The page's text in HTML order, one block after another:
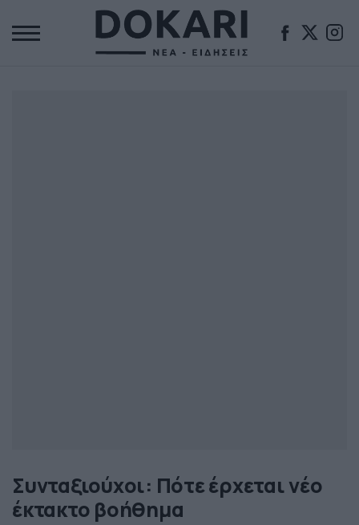
Συνταξιούχοι: Πότε έρχεται νέο
έκτακτο βοήθημα